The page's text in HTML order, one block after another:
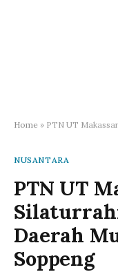
Home » PTN UT Makassar
NUSANTARA
PTN UT
Daerah
Soppeng